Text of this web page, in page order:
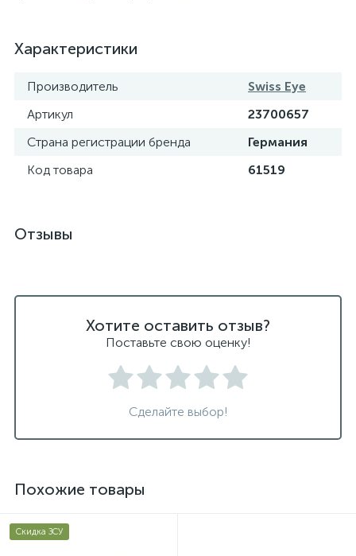
Характеристики
Производитель
Swiss Eye
Артикул
23700657
Страна регистрации бренда
Германия
Код товара
61519
Отзывы
Хотите оставить отзыв?
Поставьте свою оценку!
Сделайте выбор!
Похожие товары
Скидка ЗСУ